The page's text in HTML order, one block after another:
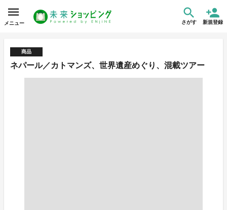
メニュー さがす 新規登録
商品
ネパール／カトマンズ、世界遺産めぐり、混載ツアー